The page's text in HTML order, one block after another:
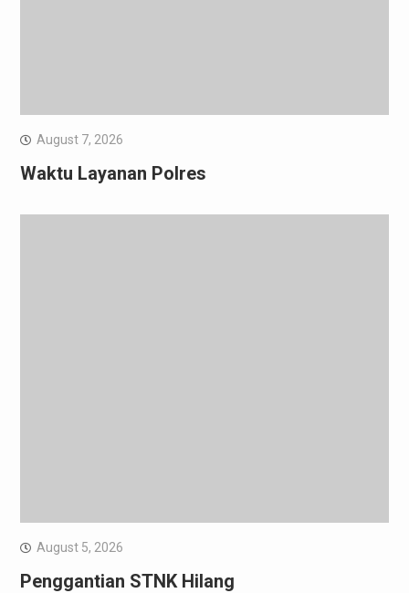
August 7, 2026
Waktu Layanan Polres
August 5, 2026
Penggantian STNK Hilang